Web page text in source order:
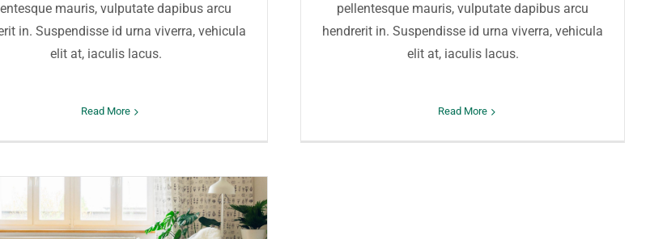
mauris, vulputate dapibus arcu
in. Suspendisse id urna viverra, vehicula
elit at, iaculis lacus.
Read More
pellentesque mauris, vulputate dapibus arcu
hendrerit in. Suspendisse id urna viverra, vehicula
elit at, iaculis lacus.
Read More